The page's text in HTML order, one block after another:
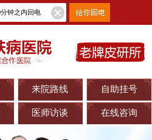
来院路线 自助挂号
医师访谈 在线咨询